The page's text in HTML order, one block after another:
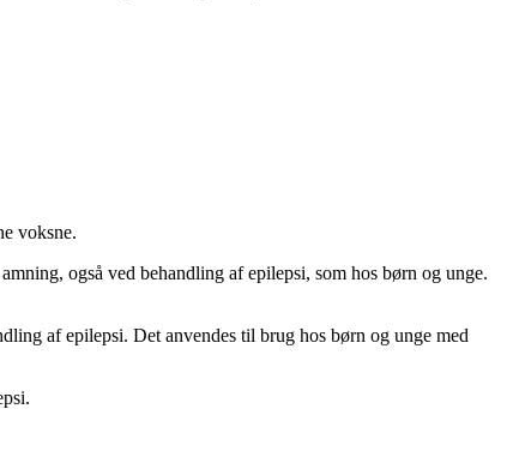
voksne.
også ved behandling af epilepsi, som hos børn og unge.
af epilepsi. Det anvendes til brug hos børn og unge med